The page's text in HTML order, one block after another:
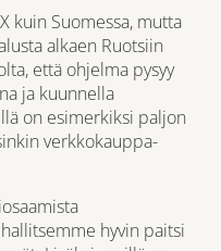
kuin Suomessa, mutta
alkaen Ruotsiin
että ohjelma pysyy
ja kuunnella
on esimerkiksi paljon
verkkokauppa-
hyvin paitsi